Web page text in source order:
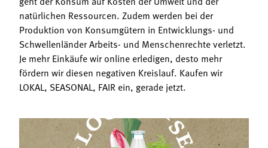
natürlichen Ressourcen. Zudem werden bei der
Produktion von Konsumgütern in Entwicklungs- und
Schwellenländer Arbeits- und Menschenrechte verletzt.
Je mehr Einkäufe wir online erledigen, desto mehr
fördern wir diesen negativen Kreislauf. Kaufen wir
LOKAL, SEASONAL, FAIR ein, gerade jetzt.